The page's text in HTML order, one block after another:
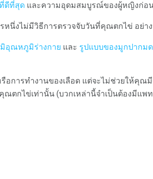
ดีที่สุด และความอุดมสมบูรณ์ของผู้หญิงก่อ
หนึ่งไม่มีวิธีการตรวจจับวันที่คุณตกไข่ อย่า
อุณหภูมิร่างกาย และ รูปแบบของมูกปากม
การทำงานของเลือด แต่จะไม่ช่วยให้คุณ
ณตกไข่เท่านั้น (บวกเหล่านี้จำเป็นต้องมีแพ